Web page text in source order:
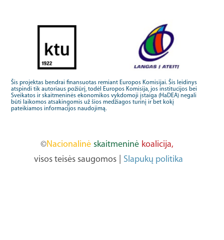
Šis projektas bendrai finansuotas remiant Europos Komisijai. Šis leidinys
atspindi tik autoriaus požiūrį, todėl Europos Komisija, jos institucijos bei
Sveikatos ir skaitmeninės ekonomikos vykdomoji įstaiga (HaDEA) negali
būti laikomos atsakingomis už šios medžiagos turinį ir bet kokį
pateikiamos informacijos naudojimą.
©Nacionalinė skaitmeninė koalicija,
visos teisės saugomos
Slapukų politika